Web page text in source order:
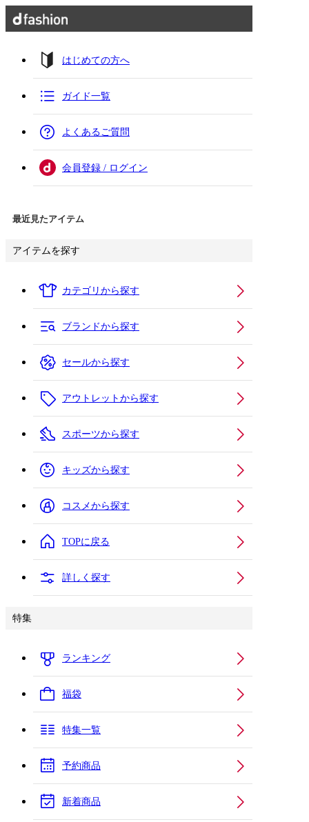
はじめての方へ
ガイド一覧
よくあるご質問
会員登録 / ログイン
最近見たアイテム
アイテムを探す
カテゴリから探す
ブランドから探す
セールから探す
アウトレットから探す
スポーツから探す
キッズから探す
コスメから探す
TOPに戻る
詳しく探す
特集
ランキング
福袋
特集一覧
予約商品
新着商品